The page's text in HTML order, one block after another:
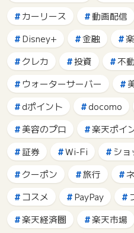
カーリース
動画配信
Disney+
金融
クレカ
投資
不
ウォーターサーバー
dポイント
docomo
美容のプロ
楽天ポイ
証券
Wi-Fi シ
クーポン
旅行
コスメ
PayPay
楽天経済圏
楽天市場